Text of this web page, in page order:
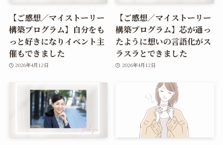
【ご感想／マイストーリー
構築プログラム】自分をも
っと好きになりイベント主
催もできました
2026年4月12日
【ご感想／マイストーリー
構築プログラム】芯が通っ
たように想いの言語化がス
ラスラとできました
2026年4月12日